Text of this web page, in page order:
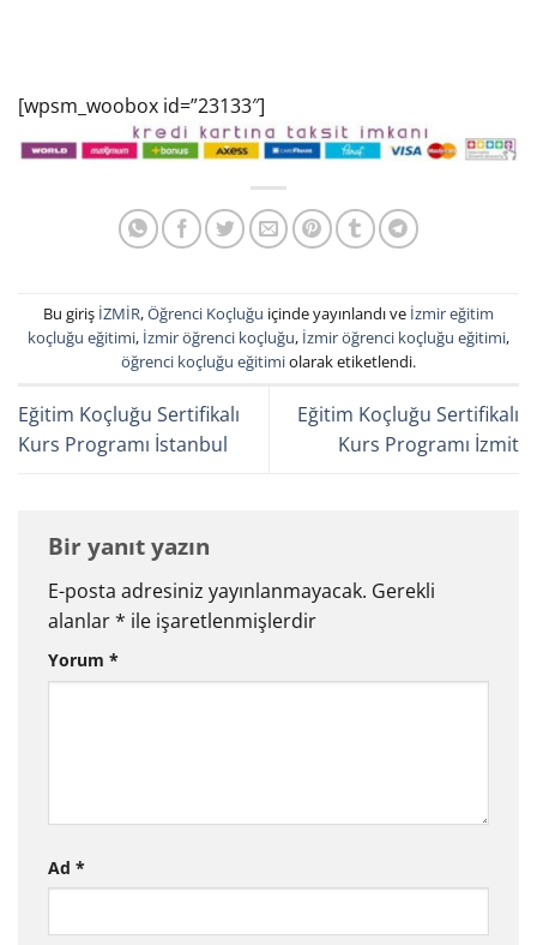
[wpsm_woobox id=”23133″]
Bu giriş İZMİR,Öğrenci Koçluğu içinde yayınlandı ve İzmir eğitim
koçluğu eğitimi, İzmir öğrenci koçluğu, İzmir öğrenci koçluğu eğitimi,
öğrenci koçluğu eğitimiolarak etiketlendi.
Eğitim Koçluğu Sertifikalı
Kurs Programı İstanbul
Eğitim Koçluğu Sertifikalı
Kurs Programı İzmit
Bir yanıt yazın
E-posta adresiniz yayınlanmayacak. Gerekli
alanlar* ile işaretlenmişlerdir
Yorum *
Ad *